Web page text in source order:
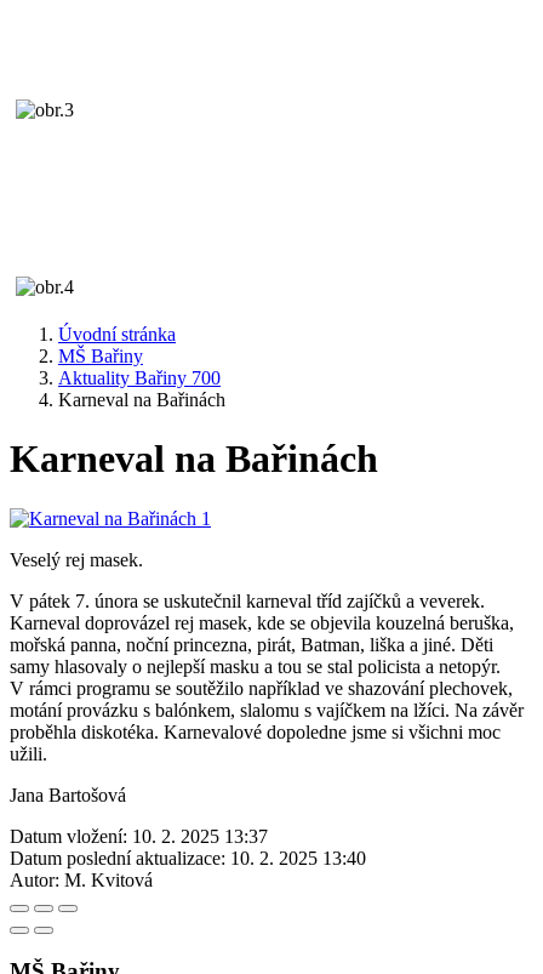
Úvodní stránka
MŠ Bařiny
Aktuality Bařiny 700
Karneval na Bařinách
Karneval na Bařinách
Veselý rej masek.
V pátek 7. února se uskutečnil karneval tříd zajíčků a veverek.
Karneval doprovázel rej masek, kde se objevila kouzelná beruška,
mořská panna, noční princezna, pirát, Batman, liška a jiné. Děti
samy hlasovaly o nejlepší masku a tou se stal policista a netopýr.
V rámci programu se soutěžilo například ve shazování plechovek,
motání provázku s balónkem, slalomu s vajíčkem na lžíci. Na závěr
proběhla diskotéka. Karnevalové dopoledne jsme si všichni moc
užili.
Jana Bartošová
Datum vložení: 10. 2. 2025 13:37
Datum poslední aktualizace: 10. 2. 2025 13:40
Autor: M. Kvitová